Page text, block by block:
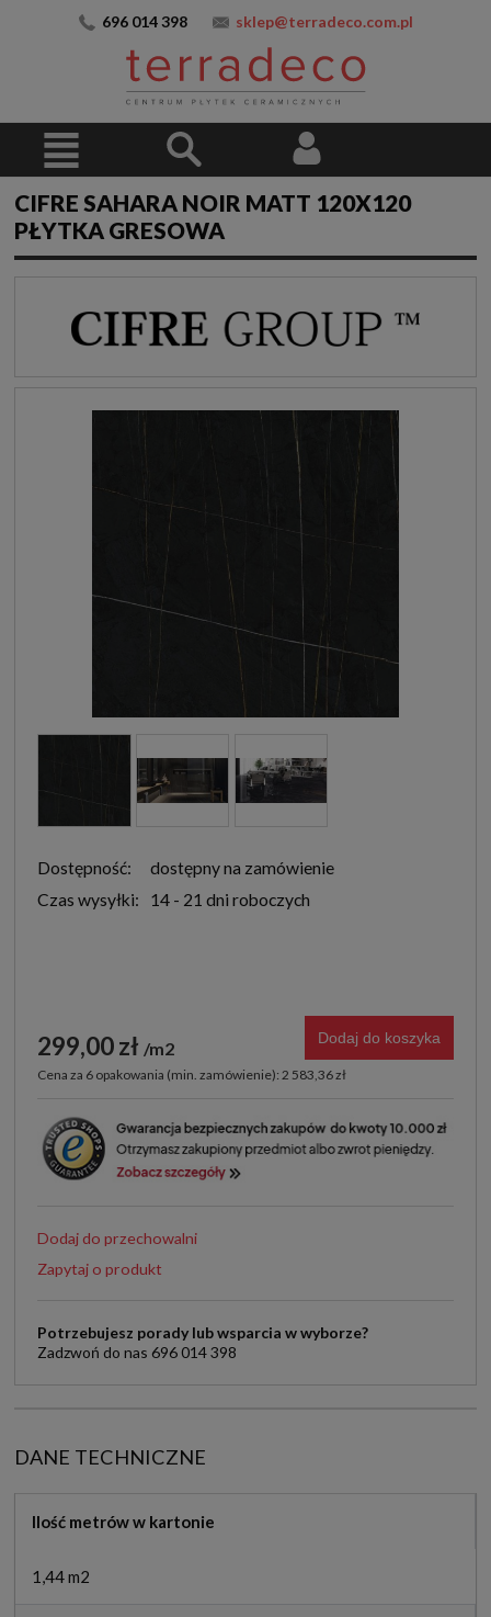
696 014 398 sklep@terradeco.com.pl
CIFRE SAHARA NOIR MATT 120X120
PŁYTKA GRESOWA
Dostępność:
dostępny na zamówienie
Czas wysyłki:
14 - 21 dni roboczych
299,00 zł m2
Cena za 6 opakowania (min. zamówienie): 2 583,36 zł
Dodaj do koszyka
Dodaj do przechowalni
Zapytaj o produkt
Potrzebujesz porady lub wsparcia w wyborze?
Zadzwoń do nas 696 014 398
DANE TECHNICZNE
Ilość metrów w kartonie
1,44 m2